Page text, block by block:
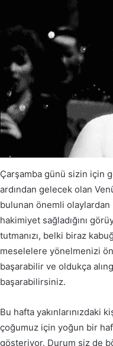
Çarşamba günü sizin için
ardından gelecek olan
bulunan önemli
hakimiyet sağladığını
tutmanızı, belki biraz
meselelere yönelmenizi
başarabilir ve oldukça
başarabilirsiniz.
Bu hafta yakınlarınızdaki
çoğumuz için yoğun bir
gösteriyor. Durum siz de